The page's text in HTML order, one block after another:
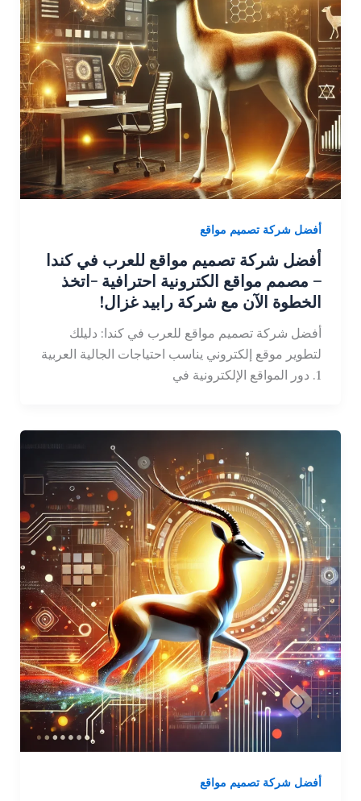
أفضل شركة تصميم مواقع
أفضل شركة تصميم مواقع للعرب في كندا
– مصمم مواقع الكترونية احترافية -اتخذ
الخطوة الآن مع شركة رابيد غزال!
أفضل شركة تصميم مواقع للعرب في كندا: دليلك
لتطوير موقع إلكتروني يناسب احتياجات الجالية العربية
أفضل شركة تصميم مواقع